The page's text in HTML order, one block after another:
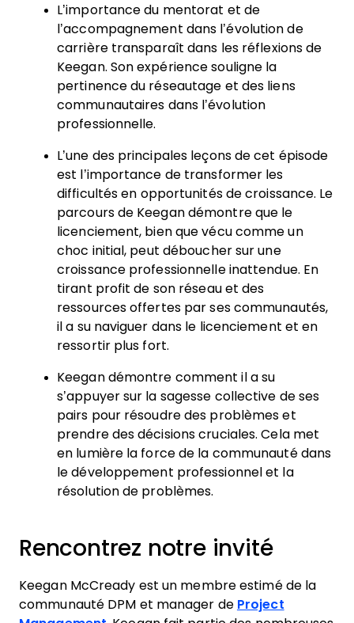
L’importance du mentorat et de
l’accompagnement dans l’évolution de
carrière transparaît dans les réflexions de
Keegan. Son expérience souligne la
pertinence du réseautage et des liens
communautaires dans l’évolution
professionnelle.
L’une des principales leçons de cet épisode
est l’importance de transformer les
difficultés en opportunités de croissance. Le
parcours de Keegan démontre que le
licenciement, bien que vécu comme un
choc initial, peut déboucher sur une
croissance professionnelle inattendue. En
tirant profit de son réseau et des
ressources offertes par ses communautés,
il a su naviguer dans le licenciement et en
ressortir plus fort.
Keegan démontre comment il a su
s’appuyer sur la sagesse collective de ses
pairs pour résoudre des problèmes et
prendre des décisions cruciales. Cela met
en lumière la force de la communauté dans
le développement professionnel et la
résolution de problèmes.
Rencontrez notre invité
Keegan McCready est un membre estimé de la
communauté DPM et manager de Project